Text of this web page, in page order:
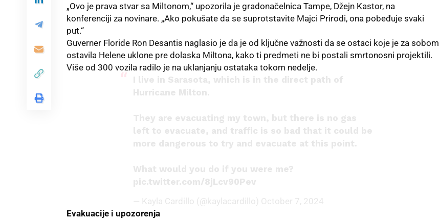
„Ovo je prava stvar sa Miltonom,“ upozorila je gradonačelnica Tampe, Džejn Kastor, na
konferenciji za novinare. „Ako pokušate da se suprotstavite Majci Prirodi, ona pobeđuje svaki
put.“
Guverner Floride Ron Desantis naglasio je da je od ključne važnosti da se ostaci koje je za sobom
ostavila Helene uklone pre dolaska Miltona, kako ti predmeti ne bi postali smrtonosni projektili.
Više od 300 vozila radilo je na uklanjanju ostataka tokom nedelje.
I live in Sarasota, which is in the direct path of
Hurricane Milton.
They are evacuating my town, but there is no gas
left to evacuate, and traffic is so bad that it could be
more dangerous to try and evacuate at this point.
What would you do if you were me?
pic.twitter.com/8jLcv90Pev
— Kayla Cardillo (@kaylacardillo) October 7, 2024
Evakuacije i upozorenja